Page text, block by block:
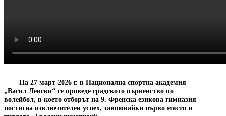
На 27 март 2026 г. в Национална спортна академия
„Васил Левски“ се проведе градското първенство по
волейбол, в което отборът на 9. Френска езикова гимназия
постигна изключителен успех, завоювайки първо място и